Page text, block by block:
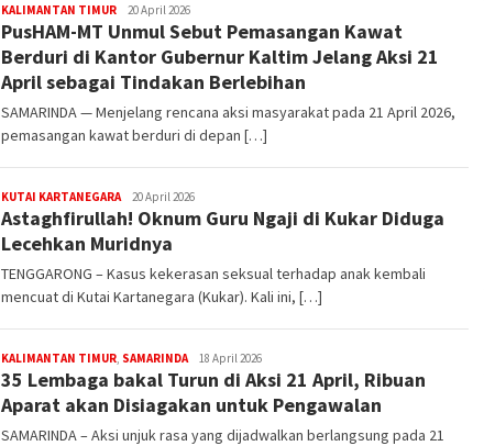
KALIMANTAN TIMUReditoredaksi
20 April 2026
PusHAM-MT Unmul Sebut Pemasangan Kawat
Berduri di Kantor Gubernur Kaltim Jelang Aksi 21
April sebagai Tindakan Berlebihan
SAMARINDA — Menjelang rencana aksi masyarakat pada 21 April 2026,
pemasangan kawat berduri di depan […]
KUTAI KARTANEGARAeditoredaksi
20 April 2026
Astaghfirullah! Oknum Guru Ngaji di Kukar Diduga
Lecehkan Muridnya
TENGGARONG – Kasus kekerasan seksual terhadap anak kembali
mencuat di Kutai Kartanegara (Kukar). Kali ini, […]
KALIMANTAN TIMUR, SAMARINDAeditoredaksi
18 April 2026
35 Lembaga bakal Turun di Aksi 21 April, Ribuan
Aparat akan Disiagakan untuk Pengawalan
SAMARINDA – Aksi unjuk rasa yang dijadwalkan berlangsung pada 21